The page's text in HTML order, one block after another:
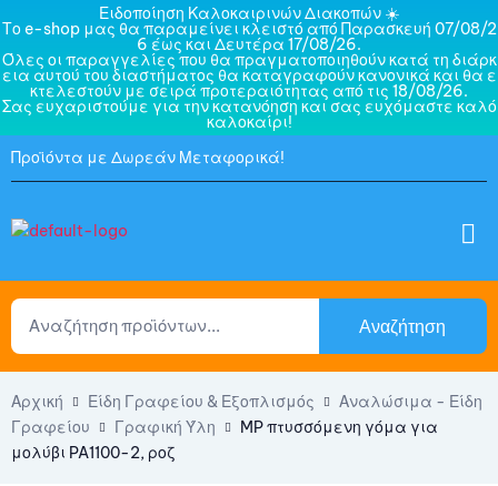
Ειδοποίηση Καλοκαιρινών Διακοπών ☀️
Το e-shop μας θα παραμείνει κλειστό από Παρασκευή 07/08/2
6 έως και Δευτέρα 17/08/26.
Όλες οι παραγγελίες που θα πραγματοποιηθούν κατά τη διάρκ
εια αυτού του διαστήματος θα καταγραφούν κανονικά και θα ε
κτελεστούν με σειρά προτεραιότητας από τις 18/08/26.
Σας ευχαριστούμε για την κατανόηση και σας ευχόμαστε καλό
καλοκαίρι!
Προϊόντα με Δωρεάν Μεταφορικά!
Αναζήτηση
Αρχική Είδη Γραφείου & Εξοπλισμός
Αναλώσιμα - Είδη
Γραφείου
Γραφική Ύλη
MP πτυσσόμενη γόμα για
μολύβι PA1100-2, ροζ